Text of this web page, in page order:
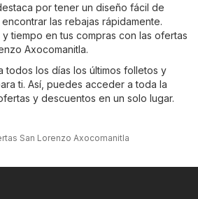
por tener un diseño fácil de
las rebajas rápidamente.
tiempo en tus compras con las ofertas
Axocomanitla.
todos los días los últimos folletos y
ti. Así, puedes acceder a toda la
y descuentos en un solo lugar.
San Lorenzo Axocomanitla